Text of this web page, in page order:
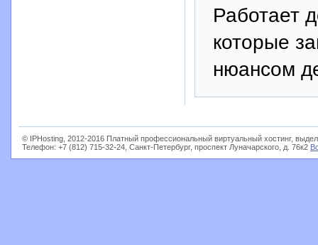
Работает
которые
нюансом
© IPHosting, 2012-2016 Платный профессиональный виртуальный хостинг,
Телефон: +7 (812) 715-32-24, Санкт-Петербург, проспект Луначарского, д. 76к2